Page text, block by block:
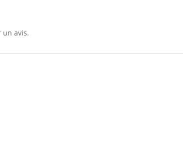
un avis.